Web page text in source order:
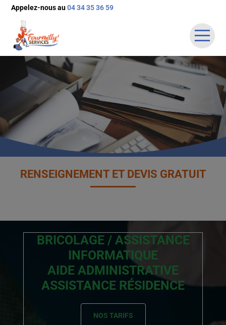
Appelez-nous au04 34 35 36 59
ACCUEIL
QUI SOMMES-NOUS
NOS SERVICES
TARIFS
OFFRES D’EMPLOIS
RENSEIGNEMENT ET DEVIS GRATUIT
BRICOLAGE / ASSISTANCE
INFORMATIQUE
AIDE ADMINISTRATIVE
ASSISTANCE RÉSIDENCE
NOS TARIFS